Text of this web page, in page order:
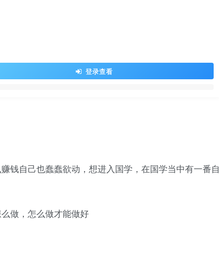
登录查看
钱自己也蠢蠢欲动，想进入国学，在国学当中有一番自
做，怎么做才能做好